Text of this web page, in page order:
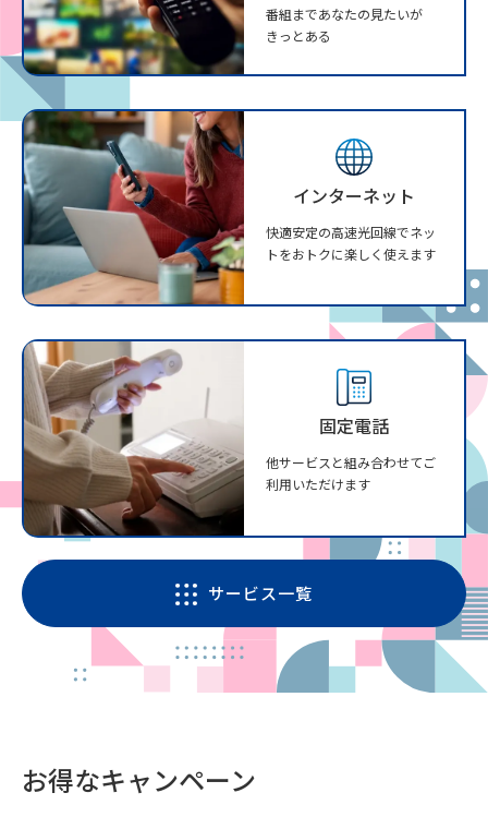
番組まであなたの見たいが
きっとある
インターネット
快適安定の高速光回線でネッ
トをおトクに楽しく使えます
固定電話
他サービスと組み合わせてご
利用いただけます
サービス一覧
お得なキャンペーン